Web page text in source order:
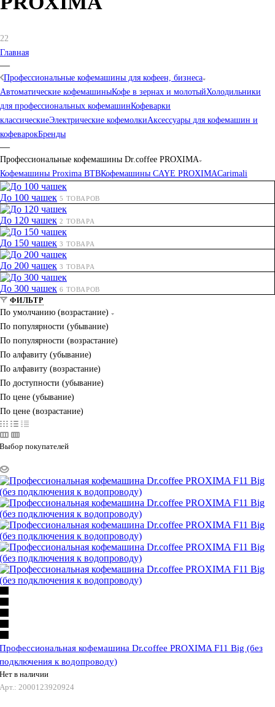
22
Главная
—
Профессиональные кофемашины для кофеен, бизнеса
Автоматические кофемашиныКофе в зернах и молотыйХолодильники
для профессиональных кофемашинКофеварки
классическиеЭлектрические кофемолкиАксессуары для кофемашин и
кофеварокБренды
—
Профессиональные кофемашины Dr.coffee PROXIMA
Кофемашины Proxima BTBКофемашины CAYE PROXIMACarimali
До 100 чашек 5 ТОВАРОВ
До 120 чашек 2 ТОВАРА
До 150 чашек 3 ТОВАРА
До 200 чашек 3 ТОВАРА
До 300 чашек 6 ТОВАРОВ
ФИЛЬТР
По умолчанию (возрастание)
По популярности (убывание)
По популярности (возрастание)
По алфавиту (убывание)
По алфавиту (возрастание)
По доступности (убывание)
По цене (убывание)
По цене (возрастание)
Выбор покупателей
Профессиональная кофемашина Dr.coffee PROXIMA F11 Big (без
подключения к водопроводу)
Нет в наличии
Арт.: 2000123920924